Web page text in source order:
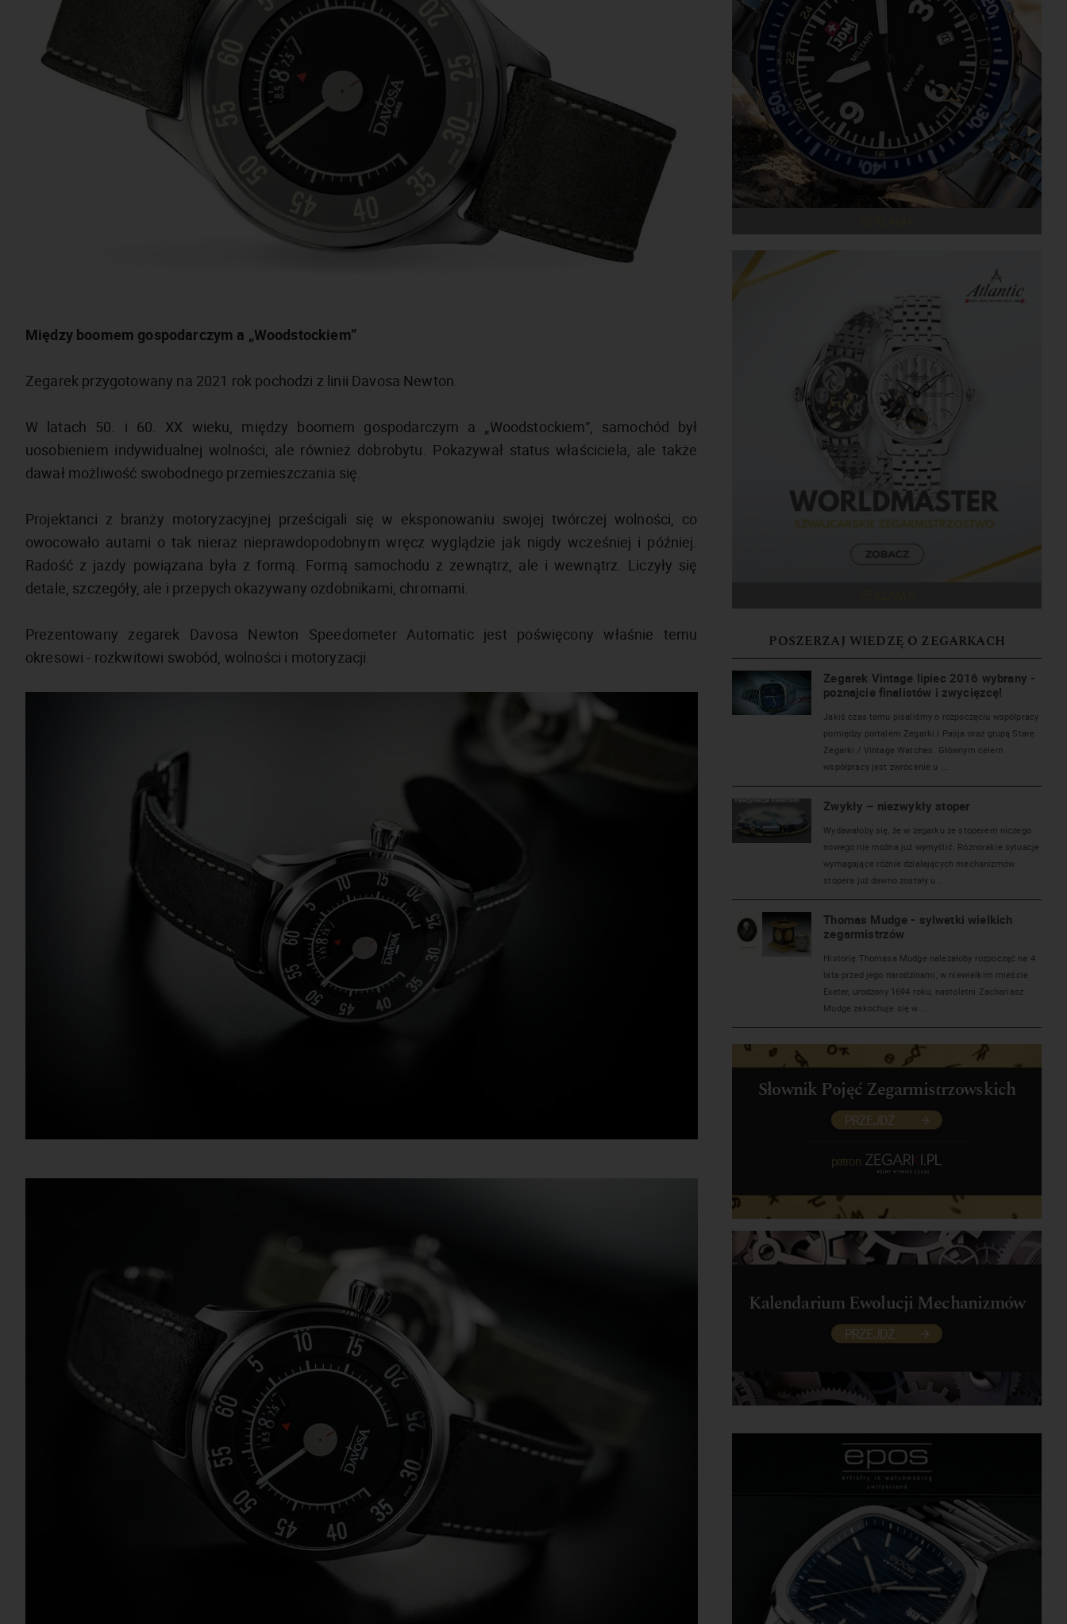
Między boomem gospodarczym a „Woodstockiem”
Zegarek przygotowany na 2021 rok pochodzi z linii Davosa Newton.
W latach 50. i 60. XX wieku, między boomem gospodarczym a „Woodstockiem”, samochód był
uosobieniem indywidualnej wolności, ale również dobrobytu. Pokazywał status właściciela, ale także
dawał możliwość swobodnego przemieszczania się.
Projektanci z branży motoryzacyjnej prześcigali się w eksponowaniu swojej twórczej wolności, co
owocowało autami o tak nieraz nieprawdopodobnym wręcz wyglądzie jak nigdy wcześniej i później.
Radość z jazdy powiązana była z formą. Formą samochodu z zewnątrz, ale i wewnątrz. Liczyły się
detale, szczegóły, ale i przepych okazywany ozdobnikami, chromami.
Prezentowany zegarek Davosa Newton Speedometer Automatic jest poświęcony właśnie temu
okresowi - rozkwitowi swobód, wolności i motoryzacji.
POSZERZAJ WIEDZĘ O ZEGARKACH
Zegarek Vintage lipiec 2016 wybrany -
poznajcie finalistów i zwycięzcę!
Jakiś czas temu pisaliśmy o rozpoczęciu współpracy
pomiędzy portalem Zegarki i Pasja oraz grupą Stare
Zegarki / Vintage Watches. Głównym celem
współpracy jest zwrócenie u ...
Zwykły – niezwykły stoper
Wydawałoby się, że w zegarku ze stoperem niczego
nowego nie można już wymyślić. Różnorakie sytuacje
wymagające różnie działających mechanizmów
stopera już dawno zostały u ...
Thomas Mudge - sylwetki wielkich
zegarmistrzów
Historię Thomasa Mudge należałoby rozpocząć na 4
lata przed jego narodzinami, w niewielkim mieście
Exeter, urodzony 1694 roku, nastoletni Zachariasz
Mudge zakochuje się w ...
Słownik Pojęć Zegarmistrzowskich
PRZEJDŹ
patron
Kalendarium Ewolucji Mechanizmów
PRZEJDŹ